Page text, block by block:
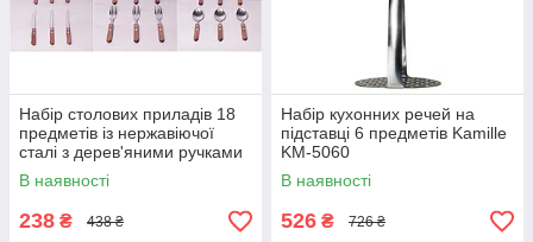
Набір столових приладів 18
предметів із нержавіючої
сталі з дерев'яними ручками
-5301-5302 Kamille KM-5300
В наявності
238 ₴ 438 ₴
Набір кухонних речей на
підставці 6 предметів Kamille
KM-5060
В наявності
526 ₴ 726 ₴